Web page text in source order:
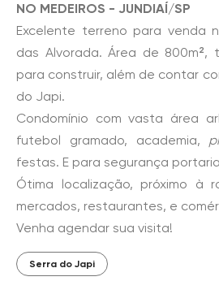
NO MEDEIROS - JUNDIAÍ/SP
Excelente terreno para venda
das Alvorada. Área de 800m²,
para construir, além de contar
do Japi.
Condomínio com vasta área
futebol gramado, academia,
festas. E para segurança
Ótima localização, próximo à
mercados, restaurantes, e
Venha agendar sua visita!
Serra do Japi